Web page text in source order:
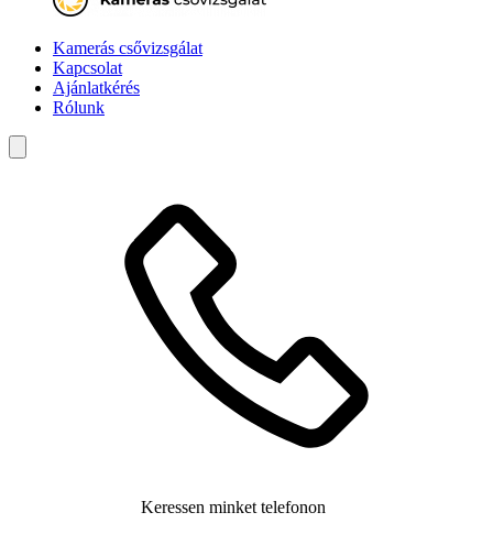
Kamerás csővizsgálat
Kapcsolat
Ajánlatkérés
Rólunk
Keressen minket telefonon